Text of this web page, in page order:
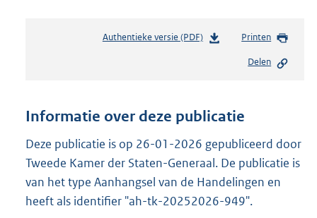
Authentieke versie (PDF)b
n
s
r
o
o
Printen
Delen
Informatie over deze publicatie
Deze publicatie is op 26-01-2026 gepubliceerd door
Tweede Kamer der Staten-Generaal. De publicatie is
van het type Aanhangsel van de Handelingen en
heeft als identifier "ah-tk-20252026-949".